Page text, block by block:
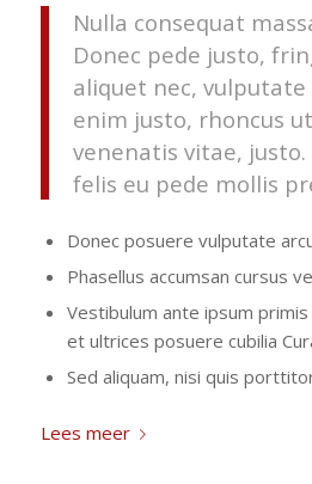
Nulla consequat
Donec pede justo,
aliquet nec, vulputate
enim justo, rhoncus
venenatis vitae,
felis eu pede mollis
Donec posuere vulputate
Phasellus accumsan cursus
Vestibulum ante ipsum
et ultrices posuere cubilia
Sed aliquam, nisi quis
Lees meer